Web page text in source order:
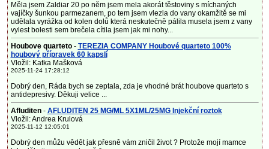
Měla jsem Zaldiar 20 po něm jsem mela akorát těstoviny s míchaných
vajíčky šunkou parmezanem, po tem jsem vlezla do vany okamžitě se mi
udělala vyrážka od kolen dolů která neskutečně pálila musela jsem z vany
vylest bolesti sem brečela cítila jsem jak mi nohy...
Houbove quarteto- TEREZIA COMPANY Houbové quarteto 100%
houbový přípravek 60 kapslí
Vložil: Katka Mašková
2025-11-24 17:28:12
Dobrý den, Ráda bych se zeptala, zda je vhodné brát houbove quarteto s
antidepresivy. Děkuji velice ...
Afluditen- AFLUDITEN 25 MG/ML 5X1ML/25MG Injekční roztok
Vložil: Andrea Krulová
2025-11-12 12:05:01
Dobrý den můžu vědět jak přesně vám zničil život ? Protože mojí mamce